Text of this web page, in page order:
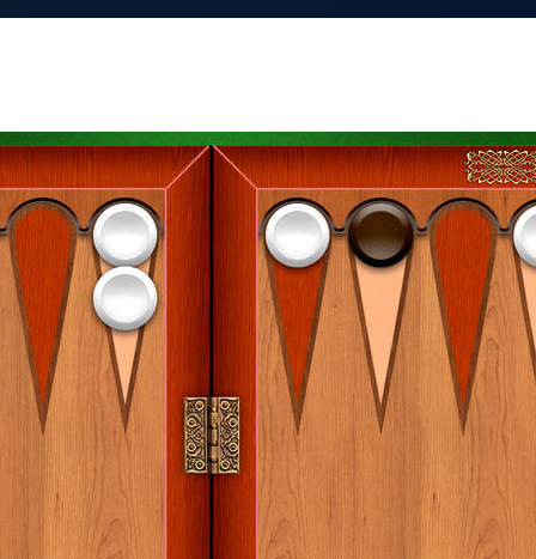
Лариса
Последний визит:
ПОРТФОЛИО